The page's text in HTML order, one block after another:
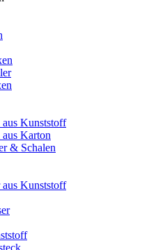
Kunststoff
Karton
& Schalen
Kunststoff